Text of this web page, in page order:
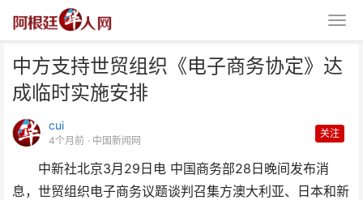
中方支持世贸组织《电子商务协定》达
成临时实施安排
cui
4个月前 · 中国新闻网
关注
中新社北京3月29日电 中国商务部28日晚间发布消
息，世贸组织电子商务议题谈判召集方澳大利亚、日本和新
中方支持世贸组织《电子商务协